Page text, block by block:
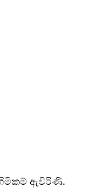
හිමිකම් ඇවිරිණි.